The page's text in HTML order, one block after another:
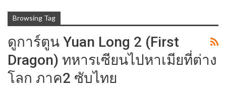
Browsing Tag
ดูการ์ตูน Yuan Long 2 (First
Dragon) ทหารเซียนไปหาเมียที่ต่าง
โลก ภาค2 ซับไทย